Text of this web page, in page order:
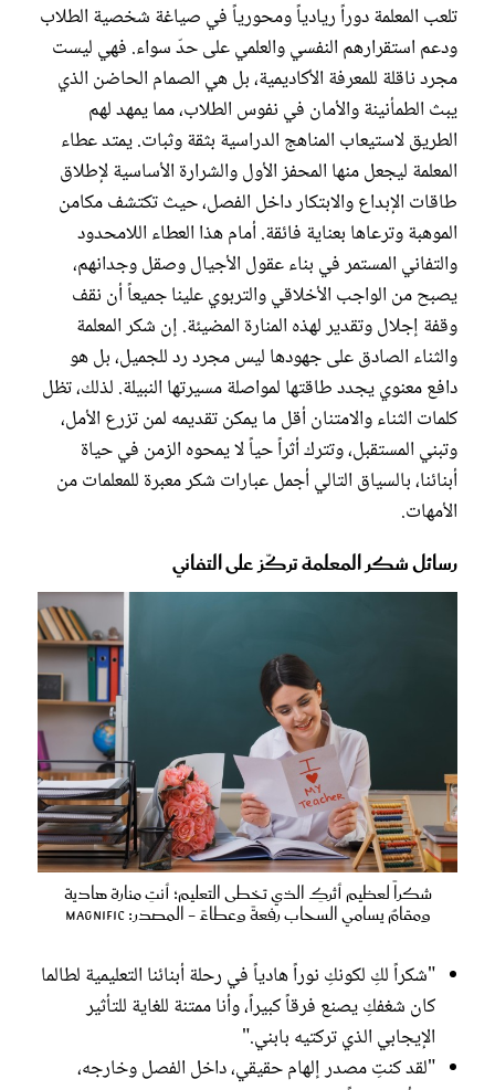
تلعب المعلمة دوراً ريادياً ومحورياً في صياغة شخصية الطلاب
ودعم استقرارهم النفسي والعلمي على حدّ سواء. فهي ليست
مجرد ناقلة للمعرفة الأكاديمية، بل هي الصمام الحاضن الذي
يبث الطمأنينة والأمان في نفوس الطلاب، مما يمهد لهم
الطريق لاستيعاب المناهج الدراسية بثقة وثبات. يمتد عطاء
المعلمة ليجعل منها المحفز الأول والشرارة الأساسية لإطلاق
طاقات الإبداع والابتكار داخل الفصل، حيث تكتشف مكامن
الموهبة وترعاها بعناية فائقة. أمام هذا العطاء اللامحدود
والتفاني المستمر في بناء عقول الأجيال وصقل وجدانهم،
يصبح من الواجب الأخلاقي والتربوي علينا جميعاً أن نقف
وقفة إجلال وتقدير لهذه المنارة المضيئة. إن شكر المعلمة
والثناء الصادق على جهودها ليس مجرد رد للجميل، بل هو
دافع معنوي يجدد طاقتها لمواصلة مسيرتها النبيلة. لذلك، تظل
كلمات الثناء والامتنان أقل ما يمكن تقديمه لمن تزرع الأمل،
وتبني المستقبل، وتترك أثراً حياً لا يمحوه الزمن في حياة
أبنائنا، بالسياق التالي أجمل عبارات شكر معبرة للمعلمات من
الأمهات.
رسائل شكر المعلمة تركّز على التفاني
شكراً لعظيم أثركِ الذي تخطى التعليم؛ أنتِ منارة هادية
ومقامٌ يسامي السحاب رفعةً وعطاءً - المصدر: magnific
"شكراً لكِ لكونكِ نوراً هادياً في رحلة أبنائنا التعليمية لطالما
كان شغفكِ يصنع فرقاً كبيراً، وأنا ممتنة للغاية للتأثير
الإيجابي الذي تركتيه بابني."
"لقد كنتِ مصدر إلهام حقيقي، داخل الفصل وخارجه،
مجلة سيدتي
غلاف رفمي